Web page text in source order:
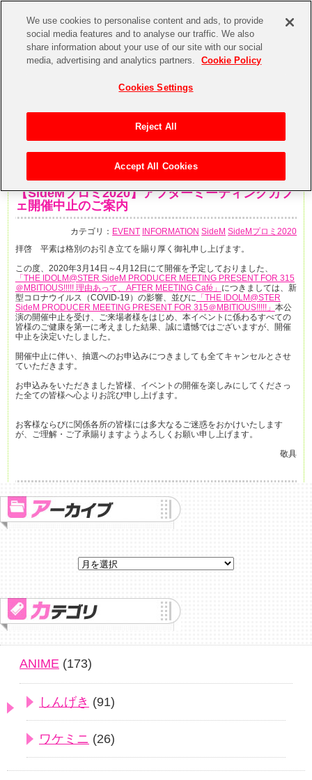
【SideMプロミ2020】アフターミーティングカフ
ェ開催中止のご案内
カテゴリ： EVENT INFORMATION SideM SideMプロミ2020
拝啓 平素は格別のお引き立てを賜り厚く御礼申し上げます。
この度、2020年3月14日～4月12日にて開催を予定しておりました、
「THE IDOLM@STER SideM PRODUCER MEETING PRESENT FOR 315
＠MBITIOUS!!!!! 理由あって、AFTER MEETING Café」 につきましては、新
型コロナウイルス（COVID-19）の影響、並びに 「THE IDOLM@STER
SideM PRODUCER MEETING PRESENT FOR 315＠MBITIOUS!!!!!」 本公
演の開催中止を受け、ご来場者様をはじめ、本イベントに係わるすべての
皆様のご健康を第一に考えました結果、誠に遺憾ではございますが、開催
中止を決定いたしました。
開催中止に伴い、抽選へのお申込みにつきましても全てキャンセルとさせ
ていただきます。
お申込みをいただきました皆様、イベントの開催を楽しみにしてくださっ
た全ての皆様へ心よりお詫び申し上げます。
お客様ならびに関係各所の皆様には多大なるご迷惑をおかけいたします
が、ご理解・ご了承賜りますようよろしくお願い申し上げます。
敬具
ANIME (173)
しんげき (91)
ワケミニ (26)
We use cookies to personalise content and ads, to provide
social media features and to analyse our traffic. We also
share information about your use of our site with our social
media, advertising and analytics partners.
Cookie Policy
Cookies Settings
Reject All
Accept All Cookies